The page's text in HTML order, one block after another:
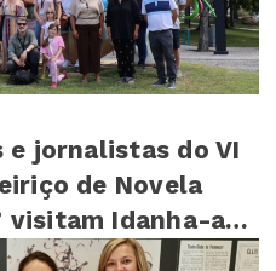
jornalistas do VI
de Novela
visitam Idanha-a-